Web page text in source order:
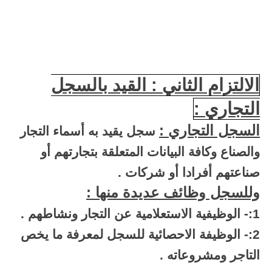
الالتزام الثاني : القيد بالسجل
التجاري :
السجل التجاري : سجل يقيد به أسماء التجار
والصناع وكافة البيانات المتعلقة بتجارتهم أو
صناعتهم أفرادا أو شركات .
وللسجل وظائف عديدة منها :
1:- الوظيفية الاستعلامية عن التجار ونشاطهم .
2:- الوظيفة الاحصائية للسجل لمعرفة ما يخص
التاجر ومشروعاته .